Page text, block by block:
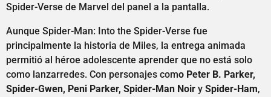
Spider-Verse de Marvel del panel a la pantalla.
Aunque Spider-Man: Into the Spider-Verse fue
principalmente la historia de Miles, la entrega animada
permitió al héroe adolescente aprender que no está solo
como lanzarredes. Con personajes como Peter B. Parker,
Spider-Gwen, Peni Parker, Spider-Man Noir y Spider-Ham,